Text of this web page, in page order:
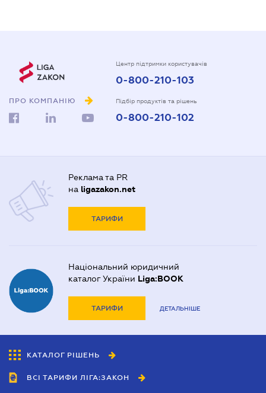
ПРО КОМПАНІЮ
Центр підтримки користувачів
0-800-210-103
Підбір продуктів та рішень
0-800-210-102
Реклама та PR
на ligazakon.net
ТАРИФИ
Національний юридичний
каталог України Liga:BOOK
ТАРИФИ ДЕТАЛЬНІШЕ
КАТАЛОГ РІШЕНЬ
ВСІ ТАРИФИ ЛІГА:ЗАКОН